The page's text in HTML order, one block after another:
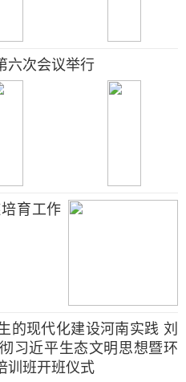
六次会议举行
育工作
的现代化建设河南实践 刘
习近平生态文明思想暨环
训班开班仪式